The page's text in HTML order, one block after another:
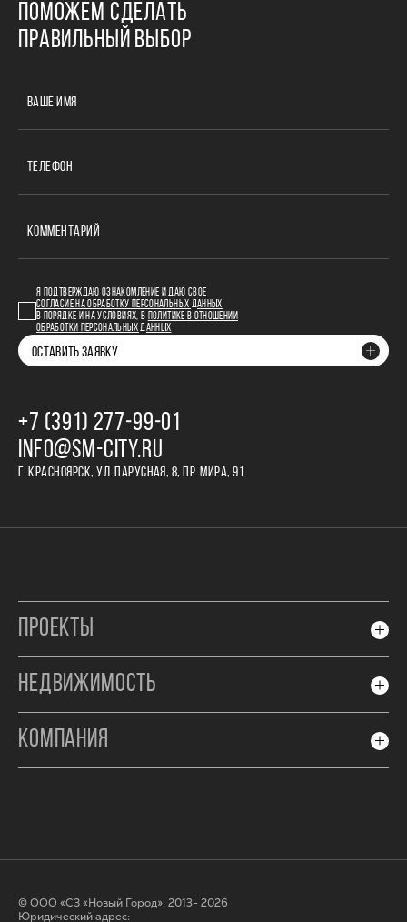
ПОМОЖЕМ СДЕЛАТЬ
ПРАВИЛЬНЫЙ ВЫБОР
ВАШЕ ИМЯ
ТЕЛЕФОН
КОММЕНТАРИЙ
Я ПОДТВЕРЖДАЮ ОЗНАКОМЛЕНИЕ И ДАЮ СВОЕ
СОГЛАСИЕ НА ОБРАБОТКУ ПЕРСОНАЛЬНЫХ ДАННЫХ
В ПОРЯДКЕ И НА УСЛОВИЯХ, В
ПОЛИТИКЕ В ОТНОШЕНИИ
ОБРАБОТКИ ПЕРСОНАЛЬНЫХ ДАННЫХ
ОСТАВИТЬ ЗАЯВКУ
+7 (391) 277‒99‒01
INFO@SM-CITY.RU
Г. КРАСНОЯРСК, УЛ. ПАРУСНАЯ, 8, ПР. МИРА, 91
ПРОЕКТЫ
НЕДВИЖИМОСТЬ
КОМПАНИЯ
© ООО «СЗ «Новый Город», 2013- 2026
Юридический адрес: